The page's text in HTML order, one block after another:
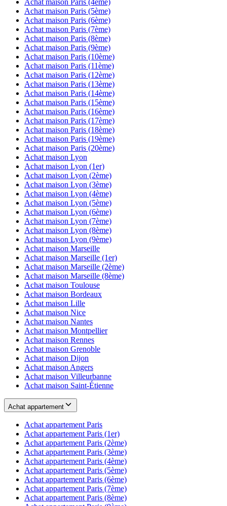
Achat maison Paris (4ème)
Achat maison Paris (5ème)
Achat maison Paris (6ème)
Achat maison Paris (7ème)
Achat maison Paris (8ème)
Achat maison Paris (9ème)
Achat maison Paris (10ème)
Achat maison Paris (11ème)
Achat maison Paris (12ème)
Achat maison Paris (13ème)
Achat maison Paris (14ème)
Achat maison Paris (15ème)
Achat maison Paris (16ème)
Achat maison Paris (17ème)
Achat maison Paris (18ème)
Achat maison Paris (19ème)
Achat maison Paris (20ème)
Achat maison Lyon
Achat maison Lyon (1er)
Achat maison Lyon (2ème)
Achat maison Lyon (3ème)
Achat maison Lyon (4ème)
Achat maison Lyon (5ème)
Achat maison Lyon (6ème)
Achat maison Lyon (7ème)
Achat maison Lyon (8ème)
Achat maison Lyon (9ème)
Achat maison Marseille
Achat maison Marseille (1er)
Achat maison Marseille (2ème)
Achat maison Marseille (8ème)
Achat maison Toulouse
Achat maison Bordeaux
Achat maison Lille
Achat maison Nice
Achat maison Nantes
Achat maison Montpellier
Achat maison Rennes
Achat maison Grenoble
Achat maison Dijon
Achat maison Angers
Achat maison Villeurbanne
Achat maison Saint-Étienne
Achat appartement
Achat appartement Paris
Achat appartement Paris (1er)
Achat appartement Paris (2ème)
Achat appartement Paris (3ème)
Achat appartement Paris (4ème)
Achat appartement Paris (5ème)
Achat appartement Paris (6ème)
Achat appartement Paris (7ème)
Achat appartement Paris (8ème)